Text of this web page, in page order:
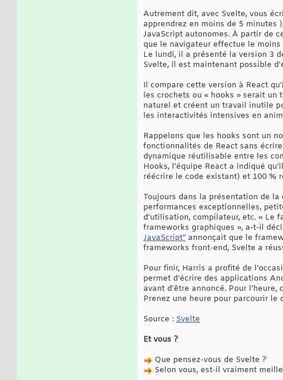
Autrement dit, avec Svelte, vous
apprendrez en moins de 5 minutes
JavaScript autonomes. À partir de
que le navigateur effectue le
Le lundi, il a présenté la version 3
Svelte, il est maintenant possible
Il compare cette version à React
les crochets ou « hooks » serait
naturel et créent un travail inutile
les interactivités intensives en
Rappelons que les hooks sont un
fonctionnalités de React sans
dynamique réutilisable entre les
Hooks, l’équipe React a indiqué
réécrire le code existant) et 100 %
Toujours dans la présentation de
performances exceptionnelles,
d’utilisation, compilateur, etc. « Le
frameworks graphiques », a-t-il
JavaScript” annonçait que le
frameworks front-end, Svelte a
Pour finir, Harris a profité de
permet d'écrire des applications
avant d'être annoncé. Pour
Prenez une heure pour parcourir
Source : Svelte
Et vous ?
Que pensez-vous de Svelte ?
Selon vous, est-il vraiment